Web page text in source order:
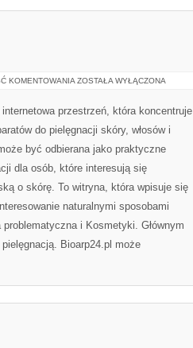
KOMENTOWANIA KOSMETYKI
ZOSTAŁA WYŁĄCZONA
internetowa przestrzeń, która koncentruje
do pielęgnacji skóry, włosów i
być odbierana jako praktyczne
dla osób, które interesują się
o skórę. To witryna, która wpisuje się
naturalnymi sposobami
i Kosmetyki. Głównym
Bioarp24.pl może